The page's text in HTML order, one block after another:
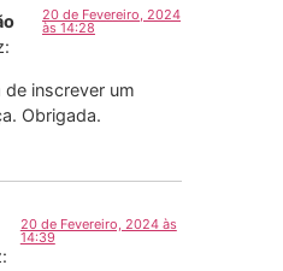
20 de Fevereiro, 2024
às 14:28
de inscrever um
Obrigada.
20 de Fevereiro, 2024 às
14:39